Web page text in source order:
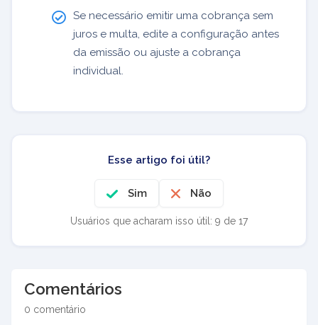
Se necessário emitir uma cobrança sem
juros e multa, edite a configuração antes
da emissão ou ajuste a cobrança
individual.
Esse artigo foi útil?
Sim Não
Usuários que acharam isso útil: 9 de 17
Comentários
0 comentário